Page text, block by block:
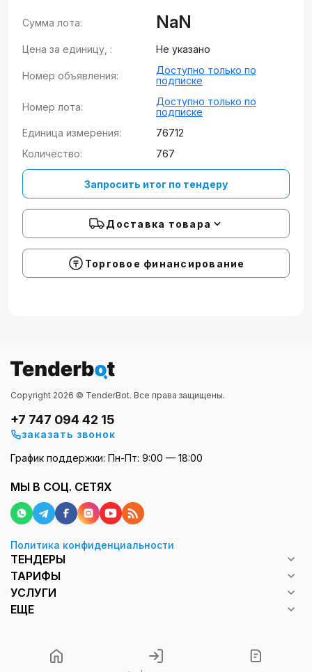
Сумма лота: NaN
Цена за единицу, : Не указано
Номер объявления:
Доступно только по
подписке
Номер лота:
Доступно только по
подписке
Единица измерения:
76712
Количество:
767
Запросить итог по тендеру
Доставка товара
Торговое финансирование
Copyright 2026 © TenderBot. Все права защищены.
+7 747 094 42 15
заказать звонок
График поддержки: Пн-Пт: 9:00 — 18:00
МЫ В СОЦ. СЕТЯХ
Политика конфиденциальности
ТЕНДЕРЫ
ТАРИФЫ
УСЛУГИ
ЕЩЕ